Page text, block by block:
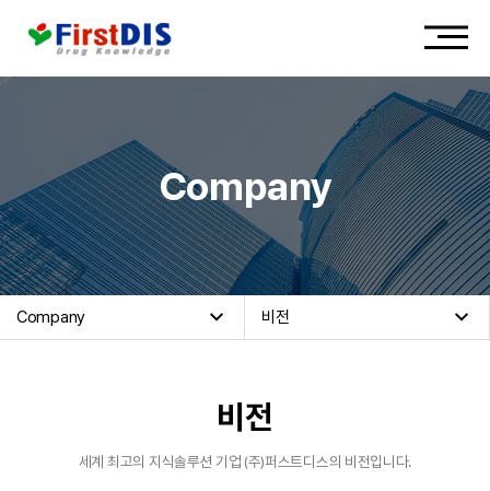
Company
Company 비전
비전
세계 최고의 지식솔루션 기업 (주)퍼스트디스의 비전입니다.